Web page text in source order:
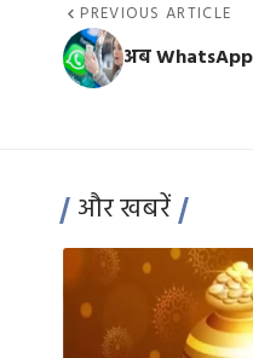
PREVIOUS ARTICLE
अब
और खबरें